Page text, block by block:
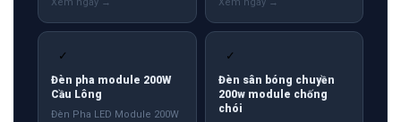
✓
Đèn pha module 200W
Cầu Lông
Đèn Pha LED Module 200W
✓
Đèn sân bóng chuyền
200w module chống
chói